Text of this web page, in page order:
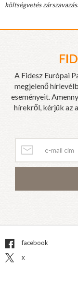
költségvetés
A Fidesz Európai
megjelenő
eseményeit.
hírekről, kérjük az
facebook
x